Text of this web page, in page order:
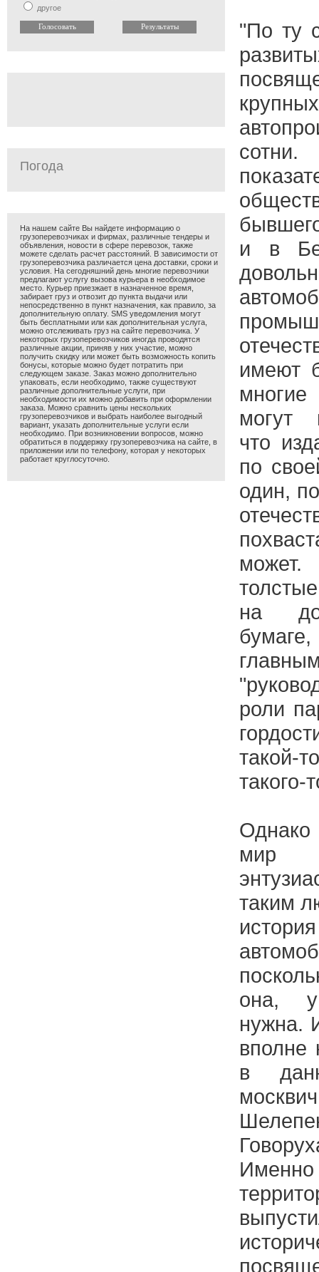
другое
Погода
На нашем сайте Вы найдете информацию о
грузоперевозчиках и фирмах, различные тендеры и
объявления, новости в сфере перевозок, также
можете сделать расчет расстояний. В зависимости от
грузоперевозчика различается цена доставки, сроки и
условия. На сегодняшний день многие перевозчики
предлагают услугу вызова курьера в необходимое
место. Курьер приезжает в назначенное время,
забирает груз и отвозит до пункта выдачи или
непосредственно в пункт назначения, как правило, за
дополнительную оплату. SMS уведомления могут
быть бесплатными или как дополнительная услуга,
можно отслеживать груз на сайте перевозчика. У
некоторых грузоперевозчиков иногда проводятся
различные акции, приняв у них участие, можно
получить скидку или может быть возможность копить
бонусы, которые можно будет потратить при
следующем заказе. Заказ можно дополнительно
упаковать, если необходимо, также существуют
различные дополнительные услуги, при
необходимости их можно добавить при оформлении
заказа. Можно сравнить цены нескольких
грузоперевозчиков и выбрать наиболее выгодный
вариант, указать дополнительные услуги если
необходимо. При возникновении вопросов, можно
обратиться в поддержку грузоперевозчика на сайте, в
приложении или по телефону, которая у некоторых
работает круглосуточно.
"По ту
и в
имеют
могут
что
по
один,
на
роли
такой-
такого-
Однако
мир
таким
она,
нужна.
вполне
в